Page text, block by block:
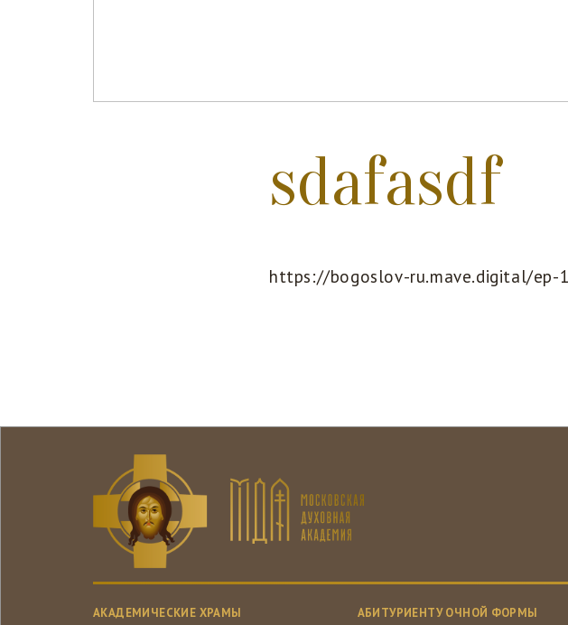
sdafasdf
https://bogoslov-ru.mave.digital/ep-
АКАДЕМИЧЕСКИЕ ХРАМЫ
АБИТУРИЕНТУ ОЧНОЙ ФОРМЫ